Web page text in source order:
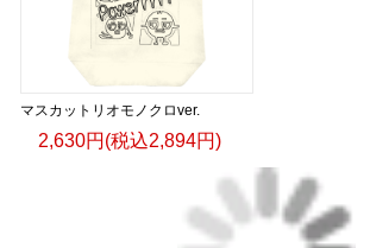
マスカットリオモノクロver.
2,630円(税込2,894円)